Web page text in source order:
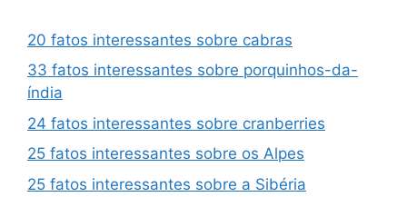
20 fatos interessantes sobre cabras
33 fatos interessantes sobre porquinhos-da-
índia
24 fatos interessantes sobre cranberries
25 fatos interessantes sobre os Alpes
25 fatos interessantes sobre a Sibéria